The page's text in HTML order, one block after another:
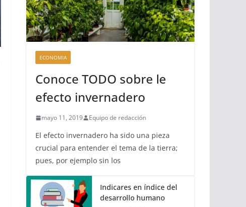
ECONOMIA
Conoce TODO sobre le
efecto invernadero
mayo 11, 2019 Equipo de redacción
El efecto invernadero ha sido una pieza
crucial para entender el tema de la tierra;
pues, por ejemplo sin los
Indicares en índice del
desarrollo humano